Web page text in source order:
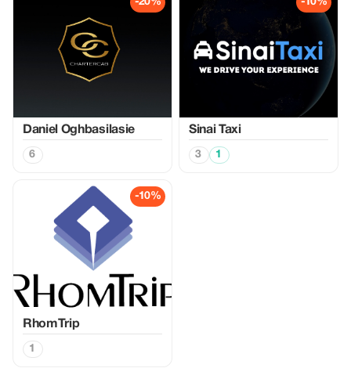
Daniel Oghbasilasie
6
Sinai Taxi
3 1
-10%
RhomTrip
1